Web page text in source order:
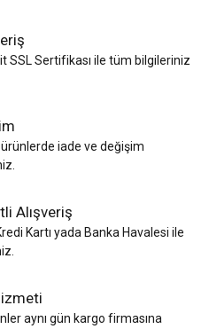
SSL Sertifikası ile tüm bilgileriniz
ürünlerde iade ve değişim
Alışveriş
Kartı yada Banka Havalesi ile
aynı gün kargo firmasına